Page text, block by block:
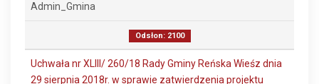
Admin_Gmina
Odsłon: 2100
Uchwała nr XLIII/ 260/18 Rady Gminy Reńska Wieśz dnia
29 sierpnia 2018r. w sprawie zatwierdzenia projektu